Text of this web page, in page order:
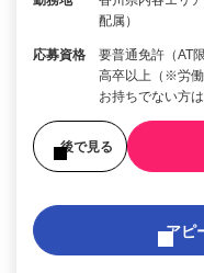
配属）
応募資格
要普通免許（AT
高卒以上（※労
お持ちでない方
後で見る
アピ